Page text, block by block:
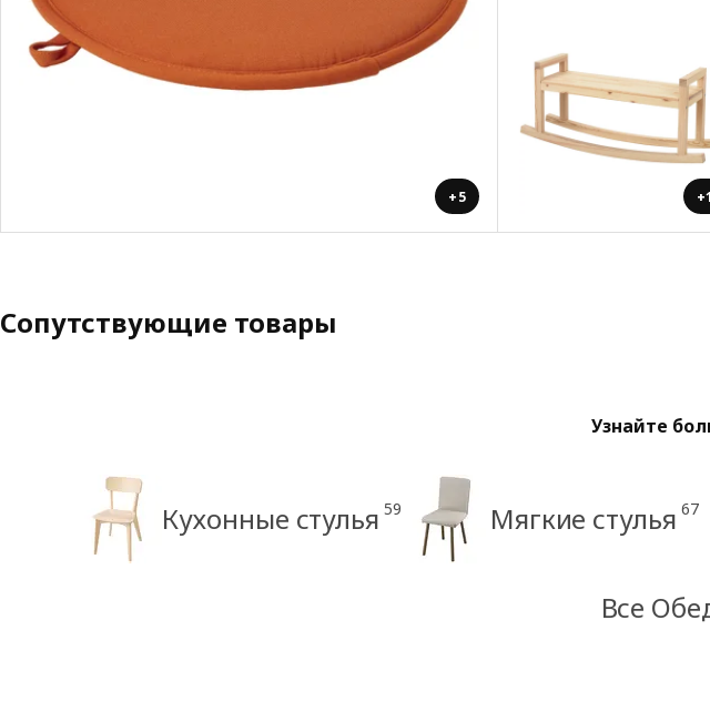
+5 +1
Сопутствующие товары
Узнайте
Кухонные стулья 59 Мягкие стулья 67
Все